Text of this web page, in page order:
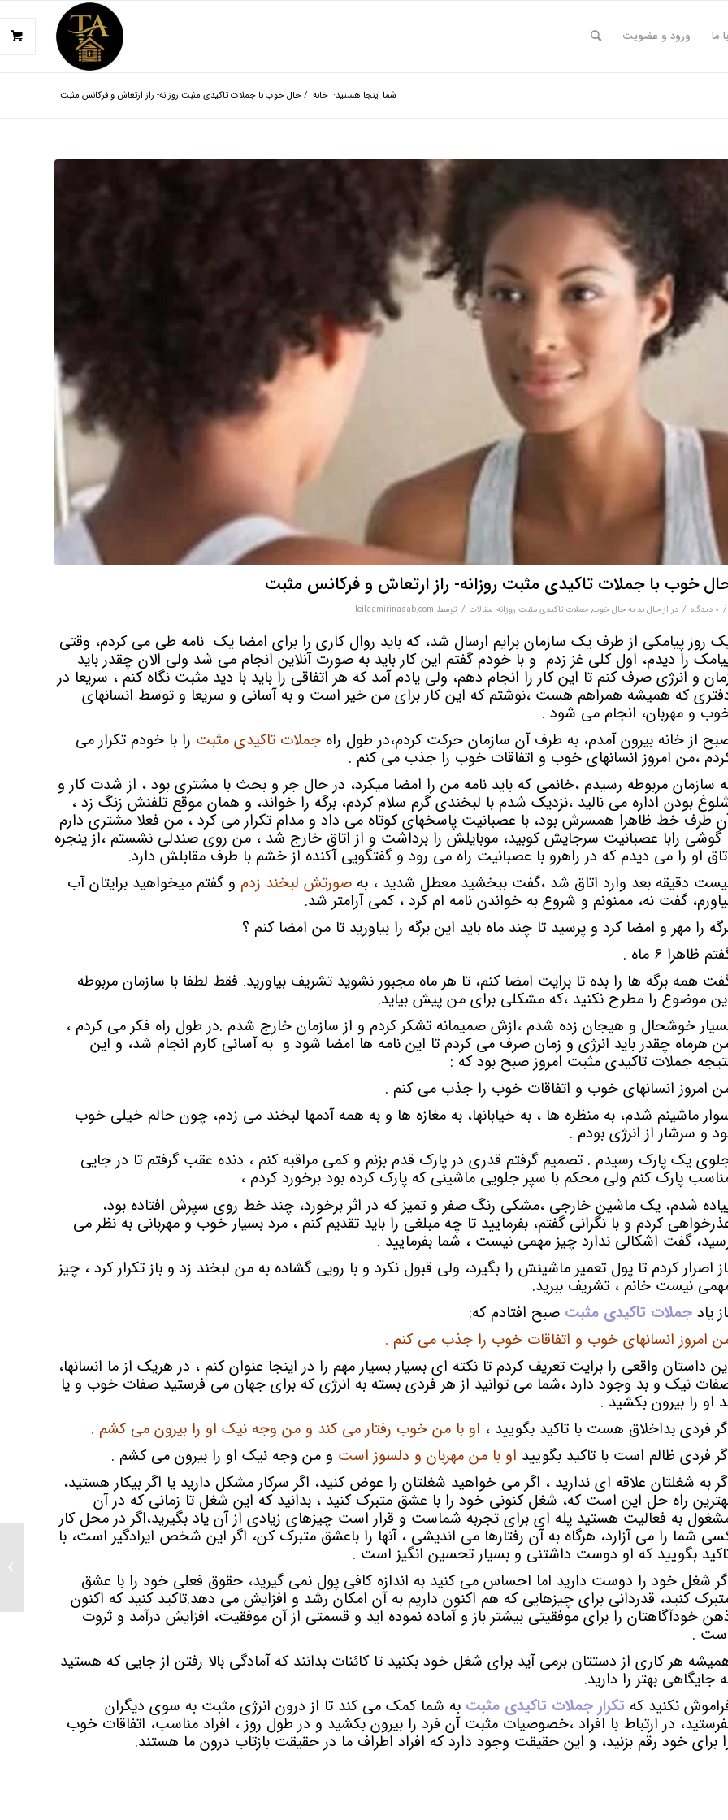
ما ورود و عضویت
شما اینجا هستید: خانه /حال خوب با جملات تاکیدی مثبت روزانه- راز ارتعاش و فرکانس مثبت...
خوب با جملات تاکیدی مثبت روزانه- راز ارتعاش و فرکانس مثبت
/ 0 دیدگاه‌ / در از حال بد به حال خوب, جملات تاکیدی مثبت روزانه, مقالات / توسط leilaamirinasab.com
روز پیامکی از طرف یک سازمان برایم ارسال شد، که باید روال کاری را برای امضا یک نامه طی می کردم، وقتی
را دیدم، اول کلی غز زدم و با خودم گفتم این کار باید به صورت آنلاین انجام می شد ولی الان چقدر باید
و انرژی صرف کنم تا این کار را انجام دهم، ولی یادم آمد که هر اتفاقی را باید با دید مثبت نگاه کنم ، سریعا در
که همیشه همراهم هست ،نوشتم که این کار برای من خیر است و به آسانی و سریعا و توسط انسانهای
و مهربان، انجام می شود .
از خانه بیرون آمدم، به طرف آن سازمان حرکت کردم،در طول راه جملات تاکیدی مثبت را با خودم تکرار می
،من امروز انسانهای خوب و اتفاقات خوب را جذب می کنم .
سازمان مربوطه رسیدم ،خانمی که باید نامه من را امضا میکرد، در حال جر و بحث با مشتری بود ، از شدت کار و
بودن اداره می نالید ،نزدیک شدم با لبخندی گرم سلام کردم، برگه را خواند، و همان موقع تلفنش زنگ زد ،
طرف خط ظاهرا همسرش بود، با عصبانیت پاسخهای کوتاه می داد و مدام تکرار می کرد ، من فعلا مشتری دارم
گوشی رابا عصبانیت سرجایش کوبید، موبایلش را برداشت و از اتاق خارج شد ، من روی صندلی نشستم ،از پنجره
او را می دیدم که در راهرو با عصبانیت راه می رود و گفتگویی آکنده از خشم با طرف مقابلش دارد.
دقیقه بعد وارد اتاق شد ،گفت ببخشید معطل شدید ، به صورتش لبخند زدم و گفتم میخواهید برایتان آب
گفت نه، ممنونم و شروع به خواندن نامه ام کرد ، کمی آرامتر شد.
را مهر و امضا کرد و پرسید تا چند ماه باید این برگه را بیاورید تا من امضا کنم ؟
ظاهرا 6 ماه .
همه برگه ها را بده تا برایت امضا کنم، تا هر ماه مجبور نشوید تشریف بیاورید. فقط لطفا با سازمان مربوطه
موضوع را مطرح نکنید ،که مشکلی برای من پیش بیاید.
خوشحال و هیجان زده شدم ،ازش صمیمانه تشکر کردم و از سازمان خارج شدم .در طول راه فکر می کردم ،
هرماه چقدر باید انرژی و زمان صرف می کردم تا این نامه ها امضا شود و به آسانی کارم انجام شد، و این
جملات تاکیدی مثبت امروز صبح بود که :
امروز انسانهای خوب و اتفاقات خوب را جذب می کنم .
ماشینم شدم، به منظره ها ، به خیابانها، به مغازه ها و به همه آدمها لبخند می زدم، چون حالم خیلی خوب
و سرشار از انرژی بودم .
یک پارک رسیدم . تصمیم گرفتم قدری در پارک قدم بزنم و کمی مراقبه کنم ، دنده عقب گرفتم تا در جایی
پارک کنم ولی محکم با سپر جلویی ماشینی که پارک کرده بود برخورد کردم ،
شدم، یک ماشین خارجی ،مشکی رنگ صفر و تمیز که در اثر برخورد، چند خط روی سپرش افتاده بود،
کردم و با نگرانی گفتم، بفرمایید تا چه مبلغی را باید تقدیم کنم ، مرد بسیار خوب و مهربانی به نظر می
گفت اشکالی ندارد چیز مهمی نیست ، شما بفرمایید .
اصرار کردم تا پول تعمیر ماشینش را بگیرد، ولی قبول نکرد و با رویی گشاده به من لبخند زد و باز تکرار کرد ، چیز
نیست خانم ، تشریف ببرید.
یاد جملات تاکیدی مثبت صبح افتادم که:
امروز انسانهای خوب و اتفاقات خوب را جذب می کنم .
داستان واقعی را برایت تعریف کردم تا نکته ای بسیار بسیار مهم را در اینجا عنوان کنم ، در هریک از ما انسانها،
نیک و بد وجود دارد ،شما می توانید از هر فردی بسته به انرژی که برای جهان می فرستید صفات خوب و یا
او را بیرون بکشید .
فردی بداخلاق هست با تاکید بگویید ، او با من خوب رفتار می کند و من وجه نیک او را بیرون می کشم .
فردی ظالم است با تاکید بگویید او با من مهربان و دلسوز است و من وجه نیک او را بیرون می کشم .
به شغلتان علاقه ای ندارید ، اگر می خواهید شغلتان را عوض کنید، اگر سرکار مشکل دارید یا اگر بیکار هستید،
راه حل این است که، شغل کنونی خود را با عشق متبرک کنید ، بدانید که این شغل تا زمانی که در آن
به فعالیت هستید پله ای برای تجربه شماست و قرار است چیزهای زیادی از آن یاد بگیرید،اگر در محل کار
شما را می آزارد، هرگاه به آن رفتارها می اندیشی ، آنها را باعشق متبرک کن، اگر این شخص ایرادگیر است، با
بگویید که او دوست داشتنی و بسیار تحسین انگیز است .
شغل خود را دوست دارید اما احساس می کنید به اندازه کافی پول نمی گیرید، حقوق فعلی خود را با عشق
کنید، قدردانی برای چیزهایی که هم اکنون داریم به آن امکان رشد و افزایش می دهد.تاکید کنید که اکنون
خودآگاهتان را برای موفقیتی بیشتر باز و آماده نموده اید و قسمتی از آن موفقیت، افزایش درآمد و ثروت
.
هر کاری از دستتان برمی آید برای شغل خود بکنید تا کائنات بدانند که آمادگی بالا رفتن از جایی که هستید
جایگاهی بهتر را دارید.
نکنید که تکرار جملات تاکیدی مثبت به شما کمک می کند تا از درون انرژی مثبت به سوی دیگران
در ارتباط با افراد ،خصوصیات مثبت آن فرد را بیرون بکشید و در طول روز ، افراد مناسب، اتفاقات خوب
برای خود رقم بزنید، و این حقیقت وجود دارد که افراد اطراف ما در حقیقت بازتاب درون ما هستند.